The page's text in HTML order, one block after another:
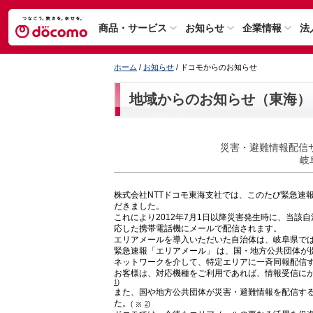
商品・サービス お知らせ 企業情報 法
ホーム / お知らせ / ドコモからのお知らせ
地域からのお知らせ（東海）
災害・避難情報配信
岐
株式会社NTTドコモ東海支社では、このたび緊急速
だきました。
これにより2012年7月1日以降災害発生時に、当該
応した携帯電話機にメールで配信されます。
エリアメールを導入いただいた自治体は、岐阜県で
緊急速報「エリアメール」 は、国・地方公共団体
ネットワークを介して、特定エリアに一斉同報配信
お客様は、対応機種をご利用であれば、情報受信
1)
また、国や地方公共団体が災害・避難情報を配信
た。
( 2)